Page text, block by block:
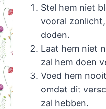
Stel hem niet
vooral
doden.
Laat hem niet
zal hem doen
Voed hem
omdat dit
zal hebben.